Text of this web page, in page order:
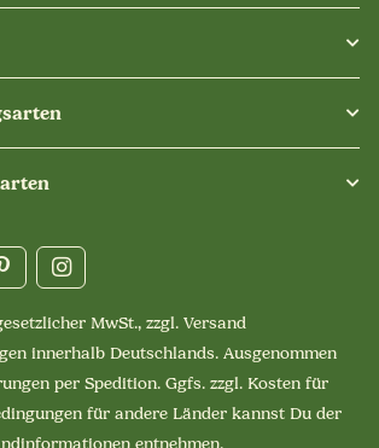
MwSt., zzgl. Versand
innerhalb Deutschlands. Ausgenommen
per Spedition. Ggfs. zzgl. Kosten für
für andere Länder kannst Du der